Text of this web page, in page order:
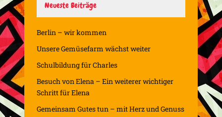
Neueste Beiträge
Berlin – wir kommen
Unsere Gemüsefarm wächst weiter
Schulbildung für Charles
Besuch von Elena – Ein weiterer wichtiger
Schritt für Elena
Gemeinsam Gutes tun – mit Herz und Genuss